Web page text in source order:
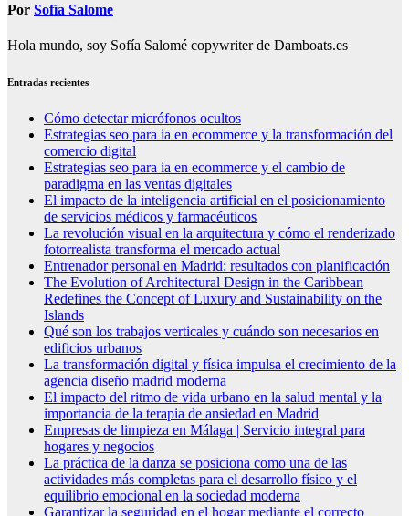
Por Sofía Salome
Hola mundo, soy Sofía Salomé copywriter de Damboats.es
Entradas recientes
Cómo detectar micrófonos ocultos
Estrategias seo para ia en ecommerce y la transformación del
comercio digital
Estrategias seo para ia en ecommerce y el cambio de
paradigma en las ventas digitales
El impacto de la inteligencia artificial en el posicionamiento
de servicios médicos y farmacéuticos
La revolución visual en la arquitectura y cómo el renderizado
fotorrealista transforma el mercado actual
Entrenador personal en Madrid: resultados con planificación
The Evolution of Architectural Design in the Caribbean
Redefines the Concept of Luxury and Sustainability on the
Islands
Qué son los trabajos verticales y cuándo son necesarios en
edificios urbanos
La transformación digital y física impulsa el crecimiento de la
agencia diseño madrid moderna
El impacto del ritmo de vida urbano en la salud mental y la
importancia de la terapia de ansiedad en Madrid
Empresas de limpieza en Málaga | Servicio integral para
hogares y negocios
La práctica de la danza se posiciona como una de las
actividades más completas para el desarrollo físico y el
equilibrio emocional en la sociedad moderna
Garantizar la seguridad en el hogar mediante el correcto